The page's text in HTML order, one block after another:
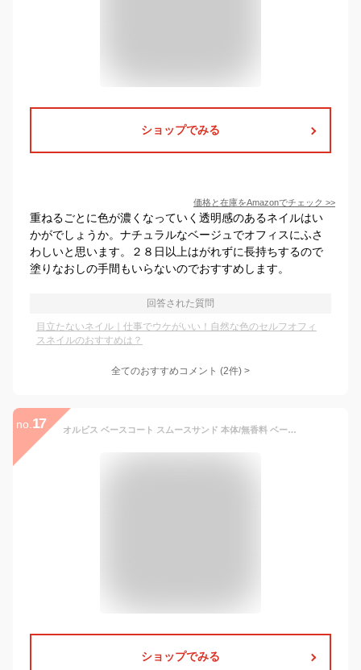
ショップでみる
価格と在庫をAmazonでチェック >>
重ねるごとに色が濃くなっていく透明感のあるネイルはい
かがでしょうか。ナチュラルなベージュでオフィスにふさ
わしいと思います。２８日以上はがれずに長持ちするので
塗りなおしの手間もいらないのでおすすめします。
回答された質問
目立たないネイル｜仕事でウケがいい！自然な色のセルフオフィ
スネイルのおすすめは？
全てのおすすめコメント (2件) >
no. 17 オルビス ベースコート スムースサンド 本体/無香料 ベースコート アットコスメ 正規品
ショップでみる